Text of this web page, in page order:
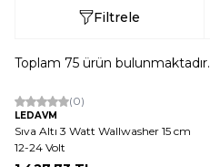
Filtrele
Toplam 75 ürün bulunmaktadır.
(0)
LEDAVM
Sıva Altı 3 Watt Wallwasher 15 cm
12-24 Volt